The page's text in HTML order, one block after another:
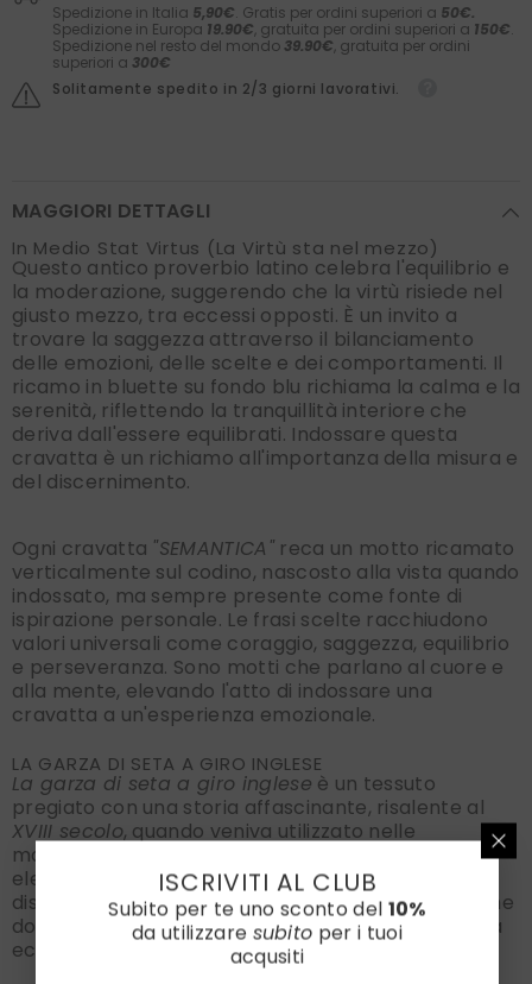
Spedizione in Italia 5,90€. Gratis per ordini superiori a 50€.
Spedizione in Europa 19.90€, gratuita per ordini superiori a 150€.
Spedizione nel resto del mondo 39.90€, gratuita per ordini
superiori a 300€
Solitamente spedito in 2/3 giorni lavorativi.
MAGGIORI DETTAGLI
In Medio Stat Virtus (La Virtù sta nel mezzo)
Questo antico proverbio latino celebra l'equilibrio e
la moderazione, suggerendo che la virtù risiede nel
giusto mezzo, tra eccessi opposti. È un invito a
trovare la saggezza attraverso il bilanciamento
delle emozioni, delle scelte e dei comportamenti. Il
ricamo in bluette su fondo blu richiama la calma e la
serenità, riflettendo la tranquillità interiore che
deriva dall'essere equilibrati. Indossare questa
cravatta è un richiamo all'importanza della misura e
del discernimento.
Ogni cravatta "SEMANTICA" reca un motto ricamato
verticalmente sul codino, nascosto alla vista quando
indossato, ma sempre presente come fonte di
ispirazione personale. Le frasi scelte racchiudono
valori universali come coraggio, saggezza, equilibrio
e perseveranza. Sono motti che parlano al cuore e
alla mente, elevando l'atto di indossare una
cravatta a un'esperienza emozionale.
LA GARZA DI SETA A GIRO INGLESE
La garza di seta a giro inglese è un tessuto
pregiato con una storia affascinante, risalente al
XVIII secolo, quando veniva utilizzato nelle
manifatture europee per realizzare accessori
eleganti e leggeri. La tecnica del giro inglese si
distingue per la trama aperta, simile a una rete, che
dona al tessuto una leggerezza e una traspirabilità
eccezionali.
ISCRIVITI AL CLUB
Subito per te uno sconto del 10%
da utilizzare subito per i tuoi
acqusiti